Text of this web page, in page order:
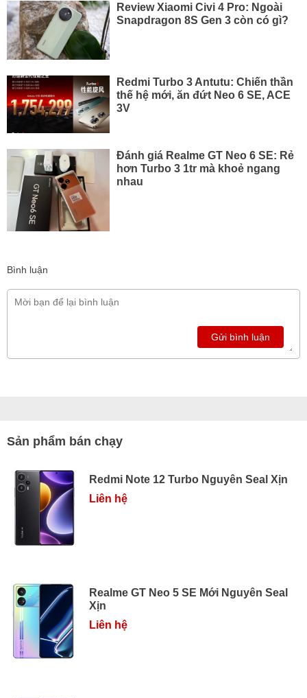
Review Xiaomi Civi 4 Pro: Ngoài
Snapdragon 8S Gen 3 còn có gì?
Redmi Turbo 3 Antutu: Chiến thần
thế hệ mới, ăn đứt Neo 6 SE, ACE
3V
Đánh giá Realme GT Neo 6 SE: Rẻ
hơn Turbo 3 1tr mà khoẻ ngang
nhau
Bình luận
Gửi bình luận
Sản phẩm bán chạy
Redmi Note 12 Turbo Nguyên Seal Xịn
Liên hệ
Realme GT Neo 5 SE Mới Nguyên Seal
Xịn
Liên hệ